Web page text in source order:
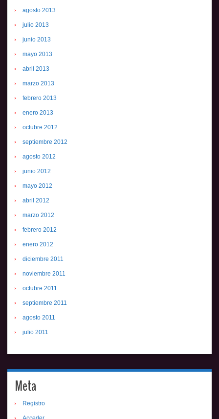
agosto 2013
julio 2013
junio 2013
mayo 2013
abril 2013
marzo 2013
febrero 2013
enero 2013
octubre 2012
septiembre 2012
agosto 2012
junio 2012
mayo 2012
abril 2012
marzo 2012
febrero 2012
enero 2012
diciembre 2011
noviembre 2011
octubre 2011
septiembre 2011
agosto 2011
julio 2011
Meta
Registro